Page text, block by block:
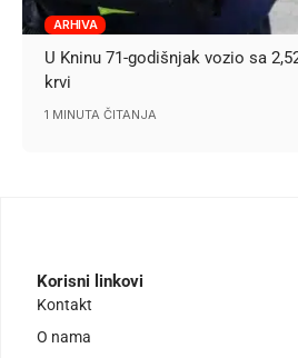
ARHIVA
U Kninu 71-godišnjak vozio sa
krvi
1 MINUTA ČITANJA
Korisni linkovi
Kontakt
O nama